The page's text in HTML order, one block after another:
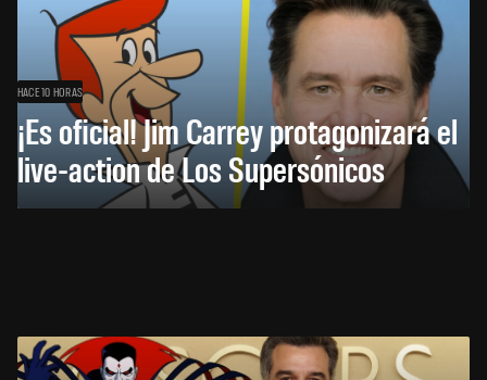
HACE 10 HORAS
¡Es oficial! Jim Carrey protagonizará el
live-action de Los Supersónicos